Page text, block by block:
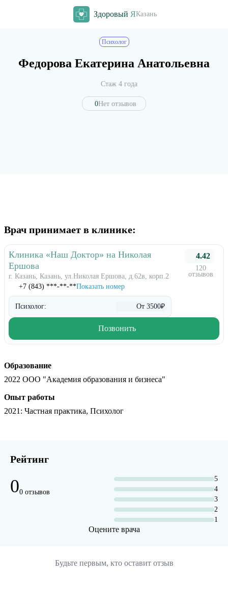
Здоровый ЯКазань
Психолог
Федорова Екатерина Анатольевна
Стаж 4 года
0Нет отзывов
Врач принимает в клинике:
Клиника «Наш Доктор» на Николая
Ершова
г. Казань, Казань, ул.Николая Ершова, д.62в, корп.2
+7 (843) ***-**-**Показать номер
4.42
120
отзывов
Психолог: От 3500₽
Позвонить
Образование
2022 ООО "Академия образования и бизнеса"
Опыт работы
2021 : Частная практика, Психолог
Рейтинг
00 отзывов
5
4
3
2
1
Оцените врача
Будьте первым, кто оставит отзыв